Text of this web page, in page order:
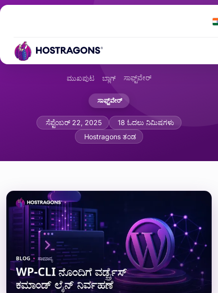
ಮುಖಪುಟ ಬ್ಲಾಗ್ ಸಾಫ್ಟ್‌ವೇರ್
ಸಾಫ್ಟ್‌ವೇರ್
WP-CLI ನೊಂದಿಗೆ ವರ್ಡ್ಪ್ರೆಸ್ ಕಮಾಂಡ್ ಲೈನ್
ಸೆಪ್ಟೆಂಬರ್ 22, 2025
18 ಓದಲು ನಿಮಿಷಗಳು
Hostragons ತಂಡ